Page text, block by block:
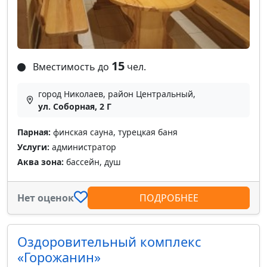
Вместимость до 15 чел.
город Николаев, район Центральный,
ул. Соборная, 2 Г
Парная: финская сауна, турецкая баня
Услуги: администратор
Аква зона: бассейн, душ
Нет оценок ПОДРОБНЕЕ
Оздоровительный комплекс
«Горожанин»